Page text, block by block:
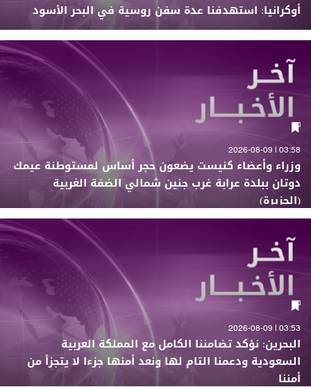
أوكرانيا: استهدفنا عدة سفن روسية في البحر الأسود
03:58 | 2026-08-09
وزراء وأعضاء كنيست يضعون حجر أساس لمستوطنة عيمك
دوتان ببلدة عرابة غرب جنين شمالي الضفة الغربية
(الجزيرة)
03:53 | 2026-08-09
البحرين: نؤكد تضامننا الكامل مع المملكة العربية
السعودية ودعمنا التام لها ونعد أمنها جزءا لا يتجزأ من
أمننا